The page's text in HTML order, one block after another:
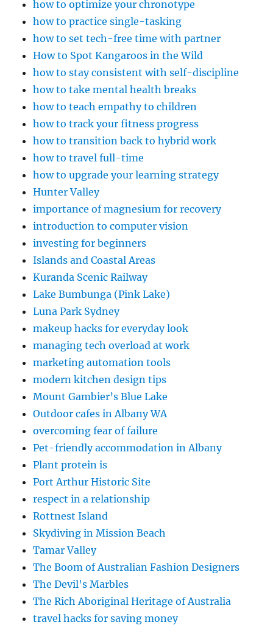
how to optimize your chronotype
how to practice single-tasking
how to set tech-free time with partner
How to Spot Kangaroos in the Wild
how to stay consistent with self-discipline
how to take mental health breaks
how to teach empathy to children
how to track your fitness progress
how to transition back to hybrid work
how to travel full-time
how to upgrade your learning strategy
Hunter Valley
importance of magnesium for recovery
introduction to computer vision
investing for beginners
Islands and Coastal Areas
Kuranda Scenic Railway
Lake Bumbunga (Pink Lake)
Luna Park Sydney
makeup hacks for everyday look
managing tech overload at work
marketing automation tools
modern kitchen design tips
Mount Gambier’s Blue Lake
Outdoor cafes in Albany WA
overcoming fear of failure
Pet-friendly accommodation in Albany
Plant protein is
Port Arthur Historic Site
respect in a relationship
Rottnest Island
Skydiving in Mission Beach
Tamar Valley
The Boom of Australian Fashion Designers
The Devil's Marbles
The Rich Aboriginal Heritage of Australia
travel hacks for saving money